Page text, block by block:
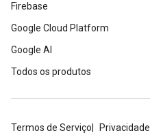
Firebase
Google Cloud Platform
Google AI
Todos os produtos
Termos de Serviço Privacidade